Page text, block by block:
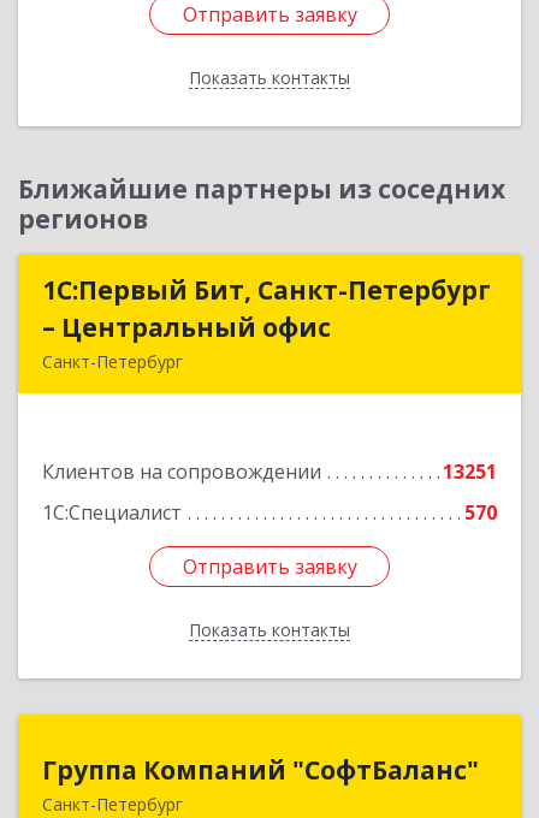
Отправить заявку
Показать контакты
Отправить заявку
Назад
Ближайшие партнеры из соседних
регионов
1С:Первый Бит, Санкт-Петербург
– Центральный офис
Санкт-Петербург
Клиентов на сопровождении
13251
1С:Специалист
570
Отправить заявку
Показать контакты
1С:Первый Бит, Санкт-Петербург
– Центральный офис
Отправить заявку
Назад
Группа Компаний "СофтБаланс"
Санкт-Петербург
Группа Компаний "СофтБаланс"
195112, Санкт-Петербург г, Заневский пр-кт,